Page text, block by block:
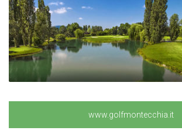
www.golfmontecchia.it